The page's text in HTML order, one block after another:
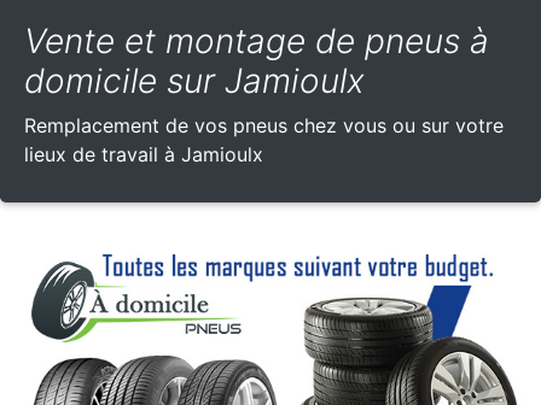
Vente et montage de pneus à
domicile sur Jamioulx
Remplacement de vos pneus chez vous ou sur votre
lieux de travail à Jamioulx